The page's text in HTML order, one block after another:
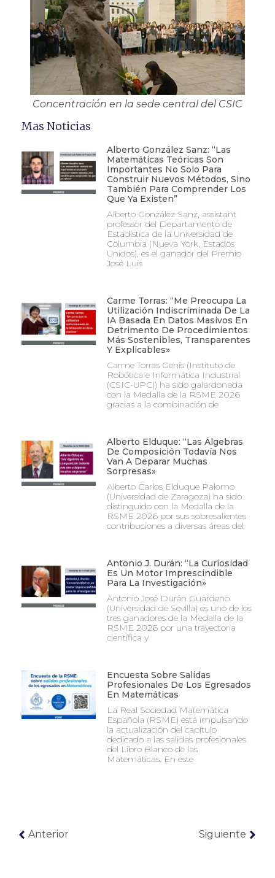
Concentración en la sede central del CSIC
Mas Noticias
Alberto González Sanz: “Las
Matemáticas Teóricas Son
Importantes No Solo Para
Construir Nuevos Métodos, Sino
También Para Comprender Los
Que Ya Existen”
Alberto González Sanz, assistant
professor del Departamento de
Estadística de la Universidad de
Columbia (Nueva York, Estados
Unidos), es el ganador del Premio
José Luis
Carme Torras: “Me Preocupa La
Utilización Indiscriminada De La
IA Basada En Datos Masivos En
Detrimento De Procedimientos
Más Sostenibles, Transparentes
Y Explicables»
Carme Torras Genís (Instituto de
Robótica e Informática Industrial
(CSIC-UPC)) ha sido galardonada
con la Medalla de la RSME 2026
gracias a la combinación de
Alberto Elduque: “Las Álgebras
De Composición Todavía Nos
Van A Deparar Muchas
Sorpresas»
Alberto Carlos Elduque Palomo
(Universidad de Zaragoza) ha sido
distinguido con la Medalla de la
RSME 2026 por sus sobresalientes
contribuciones a diversas áreas del
Antonio J. Durán: “La Curiosidad
Es Un Motor Imprescindible
Para La Investigación»
Antonio José Durán Guardeño
(Universidad de Sevilla) es uno de los
tres ganadores de la Medalla de la
RSME 2026 por una trayectoria
científica y
Encuesta Sobre Salidas
Profesionales De Los Egresados
En Matemáticas
La Real Sociedad Matemática
Española (RSME) está impulsando
la actualización del capítulo
dedicado a las salidas profesionales
del Libro Blanco de las
Matemáticas. En este
Anterior Siguiente